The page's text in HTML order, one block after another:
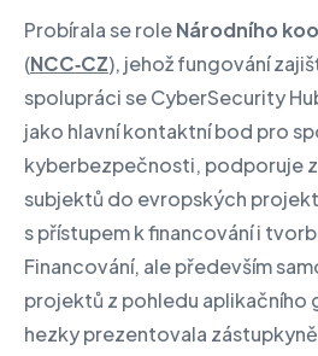
Probírala se roleNárodního
(NCC‑CZ), jehož fungování
spolupráci se CyberSecurity
jako hlavní kontaktní bod pro
kyberbezpečnosti, podporuje
subjektů do evropských
s přístupem k financování i
Financování, ale především
projektů z pohledu aplikačního
hezky prezentovala